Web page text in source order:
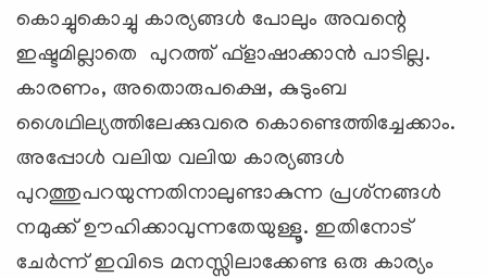
കൊച്ചുകൊച്ചു കാര്യങ്ങള്‍ പോലും അവന്റെ
ഇഷ്ടമില്ലാതെ പുറത്ത് ഫ്‌ളാഷാക്കാന്‍ പാടില്ല.
കാരണം, അതൊരുപക്ഷെ, കുടുംബ
ശൈഥില്യത്തിലേക്കുവരെ കൊണ്ടെത്തിച്ചേക്കാം.
അപ്പോള്‍ വലിയ വലിയ കാര്യങ്ങള്‍
പുറത്തുപറയുന്നതിനാലുണ്ടാകുന്ന പ്രശ്‌നങ്ങള്‍
നമുക്ക് ഊഹിക്കാവുന്നതേയുള്ളൂ. ഇതിനോട്
ചേര്‍ന്ന് ഇവിടെ മനസ്സിലാക്കേണ്ട ഒരു കാര്യം